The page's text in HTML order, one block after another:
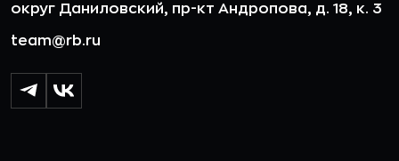
округ Даниловский, пр-кт Андропова, д. 18, к. 3
team@rb.ru